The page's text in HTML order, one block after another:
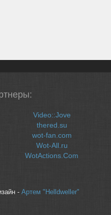
Video::Jove
thered.su
wot-fan.com
Wot-All.ru
WotActions.Com
- Артем "Helldweller"